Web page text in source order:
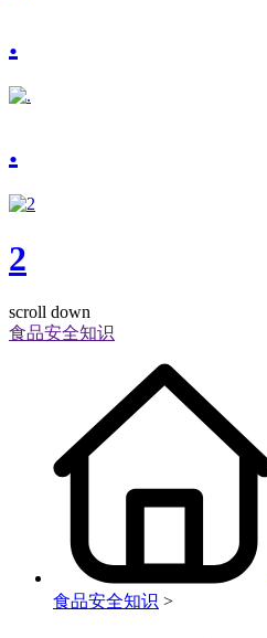
.
.
2
scroll down
食品安全知识
食品安全知识 >